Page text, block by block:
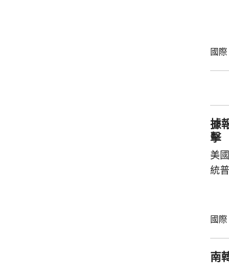
決
國際
據
擊
美
統
性
地
國際
南